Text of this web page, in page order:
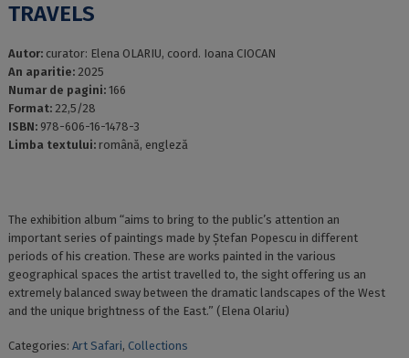
TRAVELS
Autor: curator: Elena OLARIU, coord. Ioana CIOCAN
An aparitie: 2025
Numar de pagini: 166
Format: 22,5/28
ISBN: 978-606-16-1478-3
Limba textului: română, engleză
The exhibition album “aims to bring to the public’s attention an
important series of paintings made by Ștefan Popescu in different
periods of his creation. These are works painted in the various
geographical spaces the artist travelled to, the sight offering us an
extremely balanced sway between the dramatic landscapes of the West
and the unique brightness of the East.” (Elena Olariu)
Categories: Art Safari, Collections